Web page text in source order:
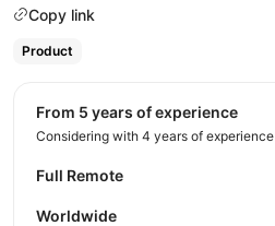
Copy link
Product
from 5 years of experience
Considering with 4 years of experience
Full Remote
Worldwide